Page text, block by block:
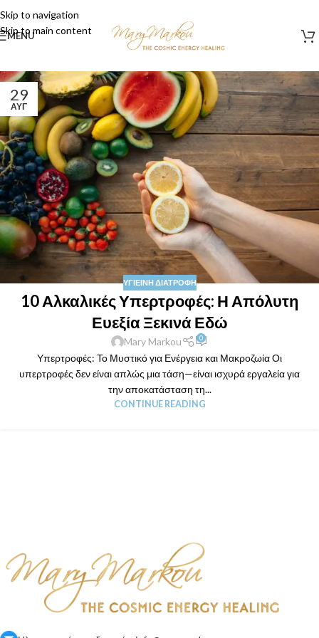
Skip to navigation
Skip to main content
MENU
29
ΑΥΓ
ΥΓΙΕΙΝΉ ΔΙΑΤΡΟΦΉ
10 Αλκαλικές Υπερτροφές: Η Απόλυτη
Ευεξία Ξεκινά Εδώ
Mary Markou 0
Υπερτροφές: Το Μυστικό για Ενέργεια και Μακροζωία Οι
υπερτροφές δεν είναι απλώς μια τάση—είναι ισχυρά εργαλεία για
την αποκατάσταση τη...
CONTINUE READING